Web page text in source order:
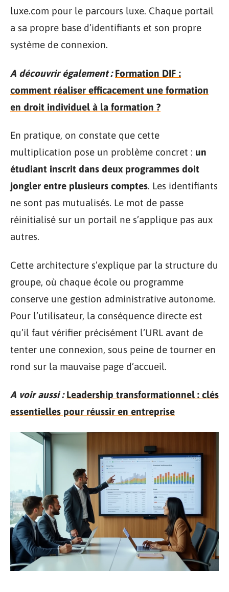
luxe.com pour le parcours luxe. Chaque portail
a sa propre base d’identifiants et son propre
système de connexion.
A découvrir également : Formation DIF :
comment réaliser efficacement une formation
en droit individuel à la formation ?
En pratique, on constate que cette
multiplication pose un problème concret : un
étudiant inscrit dans deux programmes doit
jongler entre plusieurs comptes. Les identifiants
ne sont pas mutualisés. Le mot de passe
réinitialisé sur un portail ne s’applique pas aux
autres.
Cette architecture s’explique par la structure du
groupe, où chaque école ou programme
conserve une gestion administrative autonome.
Pour l’utilisateur, la conséquence directe est
qu’il faut vérifier précisément l’URL avant de
tenter une connexion, sous peine de tourner en
rond sur la mauvaise page d’accueil.
A voir aussi : Leadership transformationnel : clés
essentielles pour réussir en entreprise